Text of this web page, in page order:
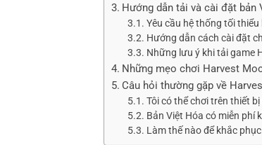
Hướng dẫn tải và cài đặt bản
Yêu cầu hệ thống tối
Hướng dẫn cách cài đặt
Những lưu ý khi tải game
Những mẹo chơi Harvest
Câu hỏi thường gặp về
Tôi có thể chơi trên thiết bị
Bản Việt Hóa có miễn phí
Làm thế nào để khắc